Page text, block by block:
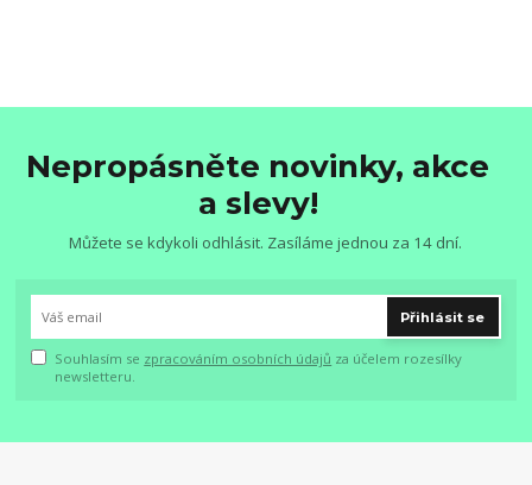
Nepropásněte novinky, akce
a slevy!
Můžete se kdykoli odhlásit. Zasíláme jednou za 14 dní.
Přihlásit se
Souhlasím se zpracováním osobních údajů za účelem rozesílky
newsletteru.